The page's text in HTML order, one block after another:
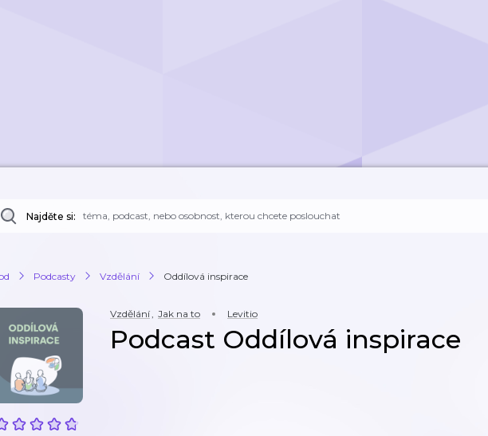
Najděte si:
Podcasty Vzdělání Oddílová inspirace
Vzdělání, Jak na to Levitio
Podcast Oddílová inspirace